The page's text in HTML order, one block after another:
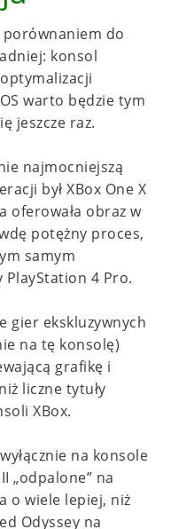
porównaniem do
konsol
warto będzie tym
jeszcze raz.
najmocniejszą
był XBox One X
oferowała obraz w
potężny proces,
samym
4 Pro.
gier ekskluzywnych
na tę konsolę)
grafikę i
liczne tytuły
XBox.
na konsole
„odpalone” na
o wiele lepiej, niż
Odyssey na